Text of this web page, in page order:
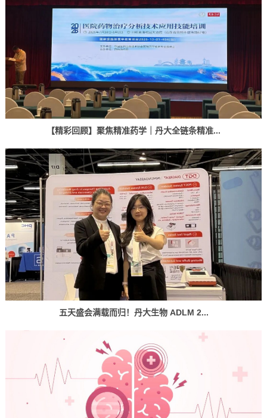
【精彩回顾】聚焦精准药学｜丹大全链条精准...
五天盛会满载而归！丹大生物 ADLM 2...